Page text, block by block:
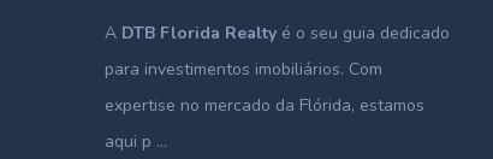
A DTB Florida Realty é o seu guia dedicado
para investimentos imobiliários. Com
expertise no mercado da Flórida, estamos
aqui p ...